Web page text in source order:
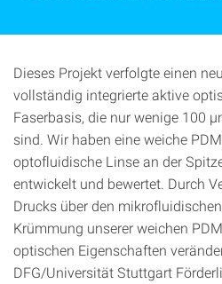
Dieses Projekt verfolgte einen
vollständig integrierte aktive
Faserbasis, die nur wenige 100
sind. Wir haben eine weiche
optofluidische Linse an der
entwickelt und bewertet. Durch
Drucks über den
Krümmung unserer weichen
optischen Eigenschaften
DFG/Universität Stuttgart